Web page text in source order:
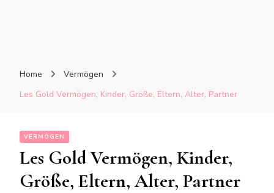
Home
Vermögen
Les Gold Vermögen, Kinder, Größe, Eltern, Alter, Partner
VERMÖGEN
Les Gold Vermögen, Kinder,
Größe, Eltern, Alter, Partner